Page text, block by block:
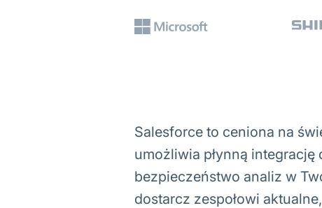
Salesforce to ceniona na
umożliwia płynną
bezpieczeństwo analiz w
dostarcz zespołowi